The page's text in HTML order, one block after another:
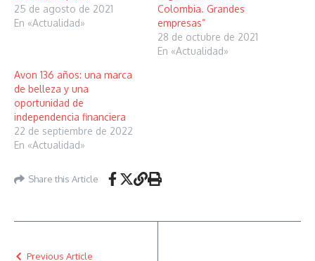
25 de agosto de 2021
En «Actualidad»
Colombia. Grandes
empresas”
28 de octubre de 2021
En «Actualidad»
Avon 136 años: una marca
de belleza y una
oportunidad de
independencia financiera
22 de septiembre de 2022
En «Actualidad»
Share this Article
Previous Article